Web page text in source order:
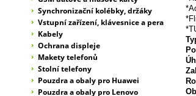
Synchronizační kolébky, držáky
Vstupní zařízení, klávesnice a pera
Kabely
Ochrana displeje
Makety telefonů
Stolní telefony
Pouzdra a obaly pro Huawei
Pouzdra a obaly pro Lenovo